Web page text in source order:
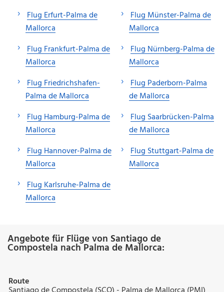
Flug Erfurt-Palma de
Mallorca
Flug Frankfurt-Palma de
Mallorca
Flug Friedrichshafen-
Palma de Mallorca
Flug Hamburg-Palma de
Mallorca
Flug Hannover-Palma de
Mallorca
Flug Karlsruhe-Palma de
Mallorca
Flug Münster-Palma de
Mallorca
Flug Nürnberg-Palma de
Mallorca
Flug Paderborn-Palma
de Mallorca
Flug Saarbrücken-Palma
de Mallorca
Flug Stuttgart-Palma de
Mallorca
Angebote für Flüge von Santiago de
Compostela nach Palma de Mallorca:
Route